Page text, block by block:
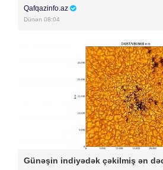
Qafqazinfo.az
Dünən 08:04
Günəşin indiyədək çəkilmiş ən